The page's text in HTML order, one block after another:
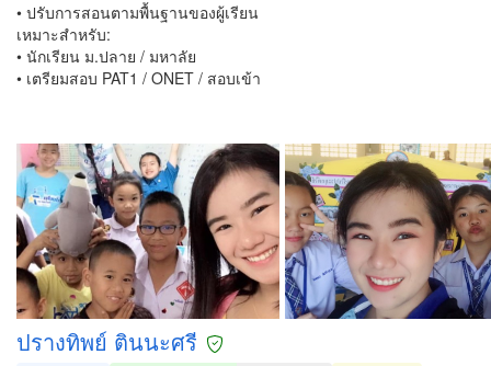
• ปรับการสอนตามพื้นฐานของผู้เรียน
เหมาะสำหรับ:
• นักเรียน ม.ปลาย / มหาลัย
• เตรียมสอบ PAT1 / ONET / สอบเข้า
ปรางทิพย์ ตินนะศรี